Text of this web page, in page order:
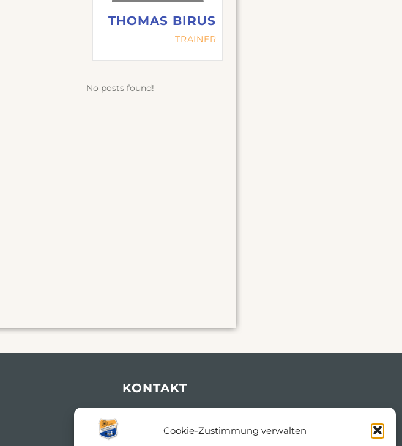
Cookie-Zustimmung verwalten
THOMAS BIRUS
TRAINER
No posts found!
KONTAKT